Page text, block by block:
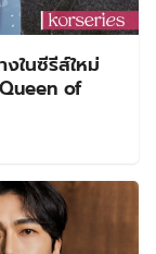
ในซีรีส์ใหม่
of